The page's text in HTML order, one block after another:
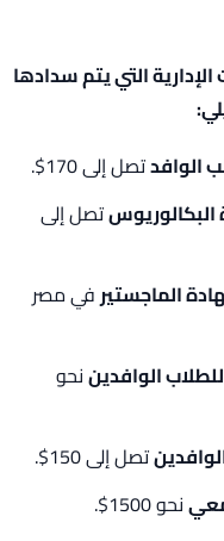
التي يتم سدادها
الوافدتصل إلى 170$.
تصل إلى
الماجستيرفي مصر
الوافديننحو
تصل إلى 150$.
نحو 1500$.